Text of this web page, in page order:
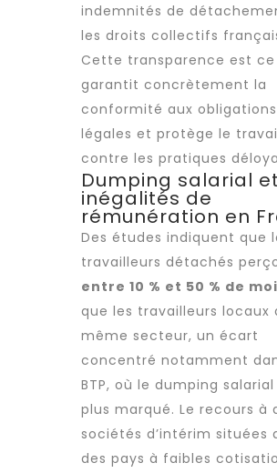
indemnités de
les droits collectifs
Cette transparence est ce
garantit concrètement la
conformité aux obligations
légales et protège le
contre les pratiques
Dumping salarial et
inégalités de
rémunération en
Des études indiquent que
travailleurs détachés
entre 10 % et 50 % de
que les travailleurs locaux
même secteur, un écart
concentré notamment
BTP, où le dumping
plus marqué. Le recours à
sociétés d’intérim situées
des pays à faibles